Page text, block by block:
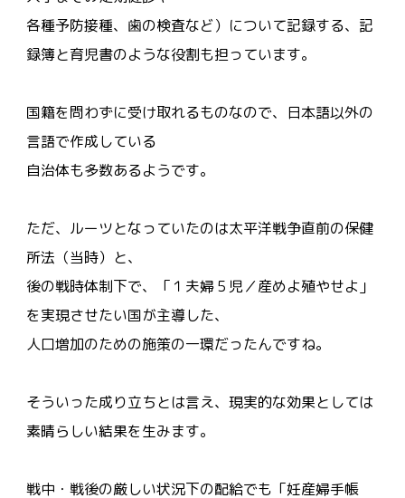
各種予防接種、歯の検査など）について記録する、記
録簿と育児書のような役割も担っています。
国籍を問わずに受け取れるものなので、日本語以外の
言語で作成している
自治体も多数あるようです。
ただ、ルーツとなっていたのは太平洋戦争直前の保健
所法（当時）と、
後の戦時体制下で、「１夫婦５児／産めよ殖やせよ」
を実現させたい国が主導した、
人口増加のための施策の一環だったんですね。
そういった成り立ちとは言え、現実的な効果としては
素晴らしい結果を生みます。
戦中・戦後の厳しい状況下の配給でも「妊産婦手帳